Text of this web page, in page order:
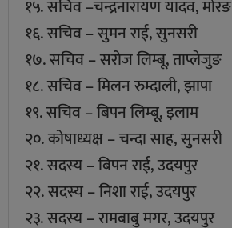
१५. सचिव –चन्द्रनारायण यादव, मोरङ
१६. सचिव – सुमन राई, सुनसरी
१७. सचिव – सरोज लिम्बू, ताप्लेजुङ
१८. सचिव – मिलन रुम्दाली, झापा
१९. सचिव – बिपन लिम्बू, इलाम
२०. कोषाध्यक्ष – चन्दा साह, सुनसरी
२१. सदस्य – बिपन राई, उदयपुर
२२. सदस्य – निशा राई, उदयपुर
२३. सदस्य – रामबाबु मगर, उदयपुर